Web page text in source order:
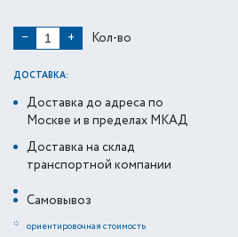
− + Кол-во
ДОСТАВКА:
Доставка до адреса по
Москве и в пределах МКАД
Доставка на склад
транспортной компании
Самовывоз
* ориентировочная стоимость